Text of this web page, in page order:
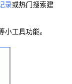
录或热门搜索建
小工具功能。